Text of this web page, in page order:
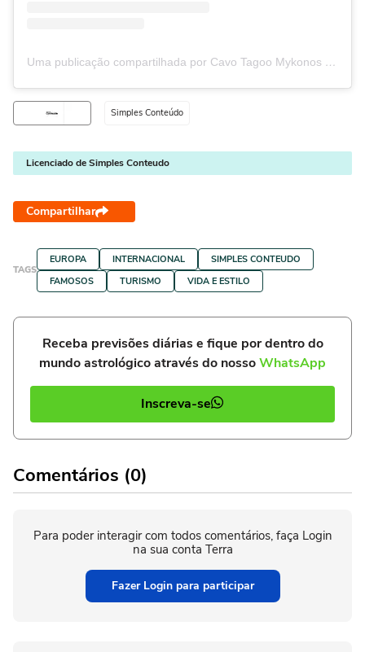
Uma publicação compartilhada por Cavo Tagoo Mykonos Hotel (@cavotagoomykonos)
Simples Conteúdo
Licenciado de Simples Conteudo
Compartilhar
TAGS
EUROPA INTERNACIONAL
SIMPLES CONTEUDO
FAMOSOS
TURISMO VIDA E ESTILO
Receba previsões diárias e fique por dentro do
mundo astrológico através do nossoWhatsApp
Inscreva-se
Comentários (0)
Para poder interagir com todos comentários, faça Login
na sua conta Terra
Fazer Login para participar